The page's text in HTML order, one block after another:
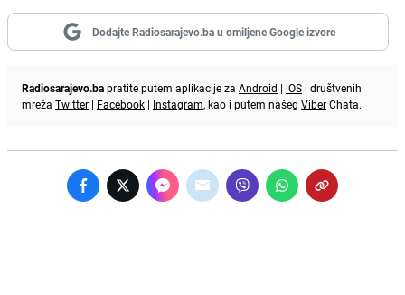
Dodajte Radiosarajevo.ba u omiljene Google izvore
Radiosarajevo.bapratite putem aplikacije za Android | iOS i društvenih
mreža Twitter | Facebook | Instagram, kao i putem našeg ViberChata.